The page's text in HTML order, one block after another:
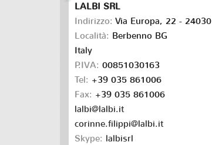
LALBI SRL
Indirizzo: Via Europa, 22 - 24030
Località: Berbenno BG
Italy
P.IVA: 00851030163
Tel: +39 035 861006
Fax: +39 035 861006
lalbi@lalbi.it
corinne.filippi@lalbi.it
Skype: lalbisrl